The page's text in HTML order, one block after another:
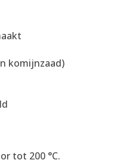
komijnzaad)
tot 200 °C.